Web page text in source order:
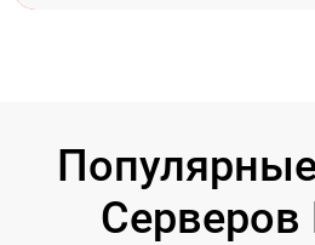
Серверов